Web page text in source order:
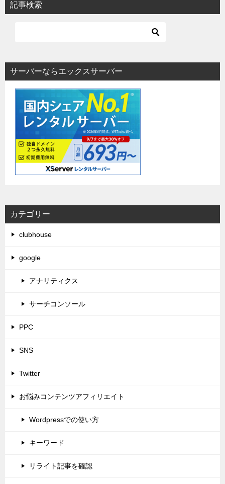
記事検索
サーバーならエックスサーバー
カテゴリー
clubhouse
google
アナリティクス
サーチコンソール
PPC
SNS
Twitter
お悩みコンテンツアフィリエイト
Wordpressでの使い方
キーワード
リライト記事を確認